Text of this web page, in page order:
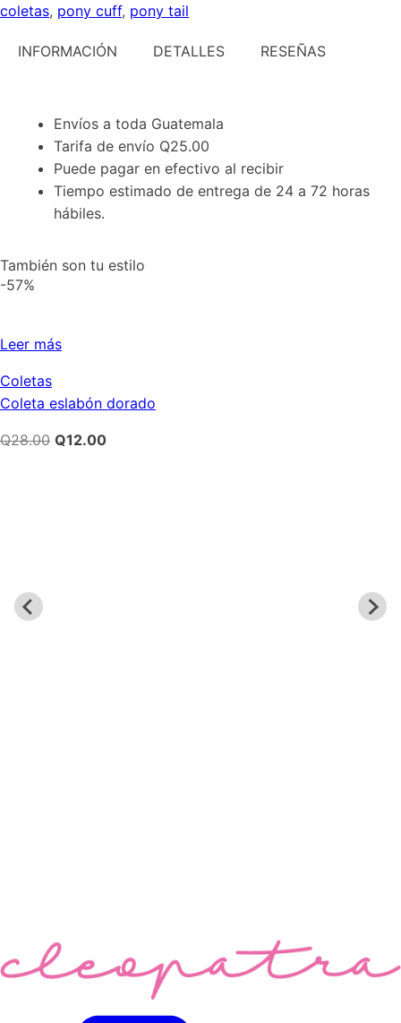
coletas, pony cuff, pony tail
INFORMACIÓN DETALLES RESEÑAS
Envíos a toda Guatemala
Tarifa de envío Q25.00
Puede pagar en efectivo al recibir
Tiempo estimado de entrega de 24 a 72 horas
hábiles.
También son tu estilo
-57%
Leer más
Coletas
Coleta eslabón dorado
Q28.00 El
Q12.00El